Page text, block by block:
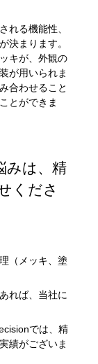
れる機能性、
決まります。
キが、外観の
が用いられま
合わせること
とができま
みは、精
くださ
（メッキ、塗
れば、当社に
では、精
績がございま